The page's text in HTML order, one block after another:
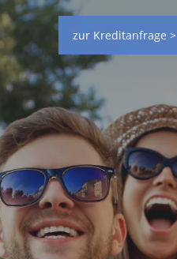
zur Kreditanfrage >